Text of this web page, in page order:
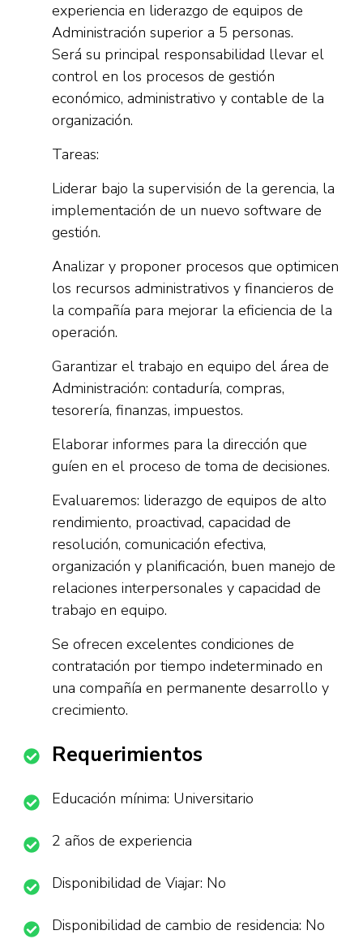
experiencia en liderazgo de equipos de
Administración superior a 5 personas.
Será su principal responsabilidad llevar el
control en los procesos de gestión
económico, administrativo y contable de la
organización.
Tareas:
Liderar bajo la supervisión de la gerencia, la
implementación de un nuevo software de
gestión.
Analizar y proponer procesos que optimicen
los recursos administrativos y financieros de
la compañía para mejorar la eficiencia de la
operación.
Garantizar el trabajo en equipo del área de
Administración: contaduría, compras,
tesorería, finanzas, impuestos.
Elaborar informes para la dirección que
guíen en el proceso de toma de decisiones.
Evaluaremos: liderazgo de equipos de alto
rendimiento, proactivad, capacidad de
resolución, comunicación efectiva,
organización y planificación, buen manejo de
relaciones interpersonales y capacidad de
trabajo en equipo.
Se ofrecen excelentes condiciones de
contratación por tiempo indeterminado en
una compañía en permanente desarrollo y
crecimiento.
Requerimientos
Educación mínima: Universitario
2 años de experiencia
Disponibilidad de Viajar: No
Disponibilidad de cambio de residencia: No